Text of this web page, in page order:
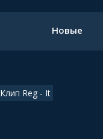
Новые
Клип Reg - It